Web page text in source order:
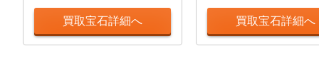
買取宝石詳細へ 買取宝石詳細へ